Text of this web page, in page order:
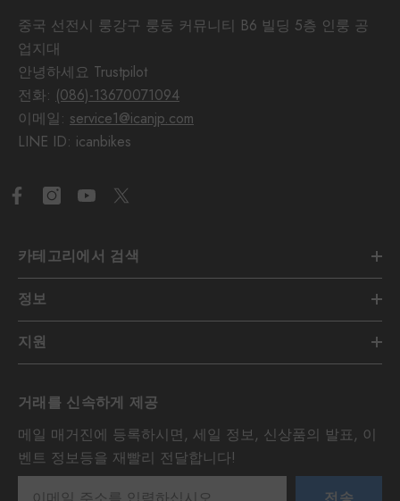
중국 선전시 룽강구 룽둥 커뮤니티 B6 빌딩 5층 인룽 공
업지대
안녕하세요 Trustpilot
전화: (086)-13670071094
이메일: service1@icanjp.com
LINE ID: icanbikes
카테고리에서 검색
정보
지원
거래를 신속하게 제공
메일 매거진에 등록하시면, 세일 정보, 신상품의 발표, 이
벤트 정보등을 재빨리 전달합니다!